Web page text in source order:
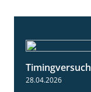
28.04.2026